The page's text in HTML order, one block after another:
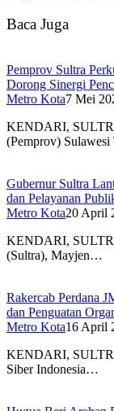
Baca Juga
Pemprov Sultra
Dorong Sinergi
Metro Kota7 Mei
KENDARI,
(Pemprov)
Gubernur Sultra
dan Pelayanan
Metro Kota20 April
KENDARI,
(Sultra), Mayjen…
Rakercab Perdana
dan Penguatan
Metro Kota16 April
KENDARI,
Siber Indonesia…